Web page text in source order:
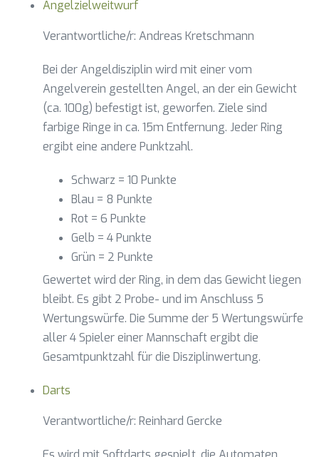
Angelzielweitwurf
Verantwortliche/r: Andreas Kretschmann
Bei der Angeldisziplin wird mit einer vom
Angelverein gestellten Angel, an der ein Gewicht
(ca. 100g) befestigt ist, geworfen. Ziele sind
farbige Ringe in ca. 15m Entfernung. Jeder Ring
ergibt eine andere Punktzahl.
Schwarz = 10 Punkte
Blau = 8 Punkte
Rot = 6 Punkte
Gelb = 4 Punkte
Grün = 2 Punkte
Gewertet wird der Ring, in dem das Gewicht liegen
bleibt. Es gibt 2 Probe- und im Anschluss 5
Wertungswürfe. Die Summe der 5 Wertungswürfe
aller 4 Spieler einer Mannschaft ergibt die
Gesamtpunktzahl für die Disziplinwertung.
Darts
Verantwortliche/r: Reinhard Gercke